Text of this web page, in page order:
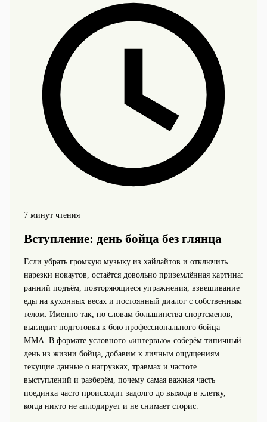
7 минут чтения
Вступление: день бойца без глянца
Если убрать громкую музыку из хайлайтов и отключить
нарезки нокаутов, остаётся довольно приземлённая картина:
ранний подъём, повторяющиеся упражнения, взвешивание
еды на кухонных весах и постоянный диалог с собственным
телом. Именно так, по словам большинства спортсменов,
выглядит подготовка к бою профессионального бойца
ММА. В формате условного «интервью» соберём типичный
день из жизни бойца, добавим к личным ощущениям
текущие данные о нагрузках, травмах и частоте
выступлений и разберём, почему самая важная часть
поединка часто происходит задолго до выхода в клетку,
когда никто не аплодирует и не снимает сторис.